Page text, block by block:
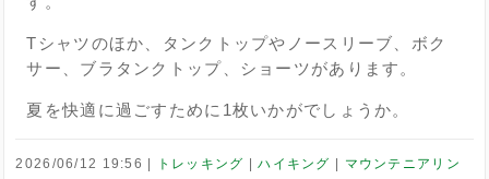
Tシャツのほか、タンクトップやノースリーブ、ボク
サー、ブラタンクトップ、ショーツがあります。
夏を快適に過ごすために1枚いかがでしょうか。
2026/06/12 19:56 トレッキング ハイキング
マウンテニアリン